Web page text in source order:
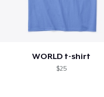
WORLD t-shirt
$25